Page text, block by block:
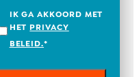
IK GA AKKOORD MET
HET
PRIVACY
BELEID.*